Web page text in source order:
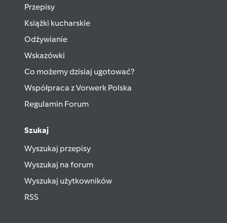
Przepisy
Książki kucharskie
Odżywianie
Wskazówki
Co możemy dzisiaj ugotować?
Współpraca z Vorwerk Polska
Regulamin Forum
Szukaj
Wyszukaj przepisy
Wyszukaj na forum
Wyszukaj użytkowników
RSS